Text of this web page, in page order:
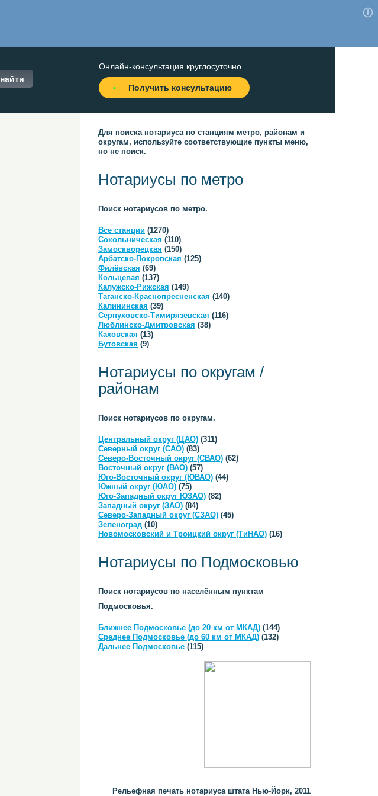
Онлайн-консультация круглосуточно
Получить консультацию
Для поиска нотариуса по станциям метро, районам и
округам, используйте соответствующие пункты меню,
но не поиск.
Нотариусы по метро
Поиск нотариусов по метро.
Все станции (1270)
Сокольническая (110)
Замоскворецкая (150)
Арбатско-Покровская (125)
Филёвская (69)
Кольцевая (137)
Калужско-Рижская (149)
Таганско-Краснопресненская (140)
Калининская (39)
Серпуховско-Тимирязевская (116)
Люблинско-Дмитровская (38)
Каховская (13)
Бутовская (9)
Нотариусы по округам /
районам
Поиск нотариусов по округам.
Центральный округ (ЦАО) (311)
Северный округ (САО) (83)
Северо-Восточный округ (СВАО) (62)
Восточный округ (ВАО) (57)
Юго-Восточный округ (ЮВАО) (44)
Южный округ (ЮАО) (75)
Юго-Западный округ ЮЗАО) (82)
Западный округ (ЗАО) (84)
Северо-Западный округ (СЗАО) (45)
Зеленоград (10)
Новомосковский и Троицкий округ (ТиНАО) (16)
Нотариусы по Подмосковью
Поиск нотариусов по населённым пунктам
Подмосковья.
Ближнее Подмосковье (до 20 км от МКАД) (144)
Среднее Подмосковье (до 60 км от МКАД) (132)
Дальнее Подмосковье (115)
Рельефная печать нотариуса штата Нью-Йорк, 2011